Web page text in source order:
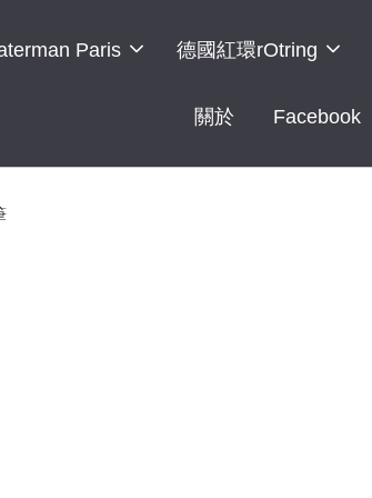
Paris 德國紅環rOtring
關於 Facebook